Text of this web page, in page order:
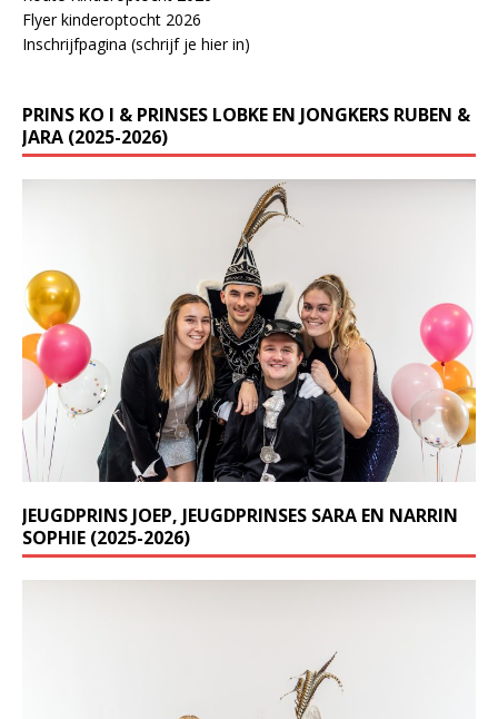
Flyer kinderoptocht 2026
Inschrijfpagina (schrijf je hier in)
PRINS KO I & PRINSES LOBKE EN JONGKERS RUBEN &
JARA (2025-2026)
JEUGDPRINS JOEP, JEUGDPRINSES SARA EN NARRIN
SOPHIE (2025-2026)